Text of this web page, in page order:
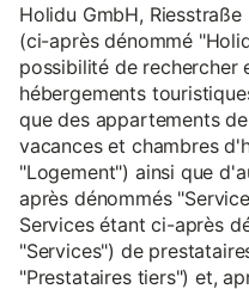
Holidu GmbH,
(ci-après dénommé
possibilité de rechercher
hébergements
que des appartements
vacances et chambres
"Logement") ainsi que
après dénommés
Services étant ci-après
"Services") de
"Prestataires tiers") et,